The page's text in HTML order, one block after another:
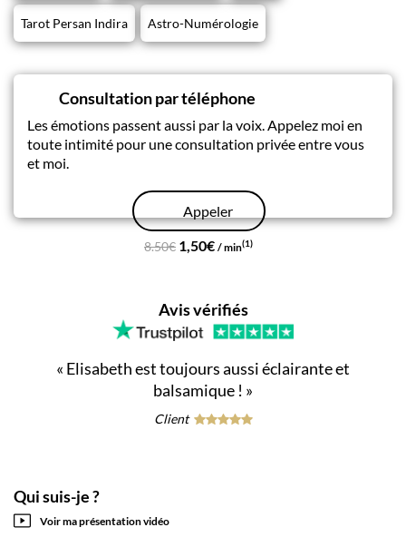
Tarot Persan Indira Astro-Numérologie
Consultation par téléphone
Les émotions passent aussi par la voix. Appelez moi en
toute intimité pour une consultation privée entre vous
et moi.
Appeler
8.50€ 1,50€ / min(1)
Avis vérifiés
« Elisabeth est toujours aussi éclairante et
balsamique ! »
Client
Qui suis-je ?
Voir ma présentation vidéo